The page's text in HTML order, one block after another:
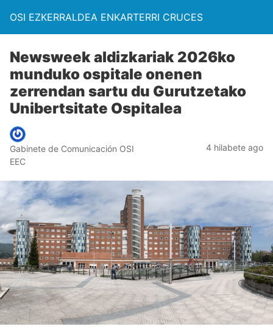
OSI EZKERRALDEA ENKARTERRI CRUCES
Newsweek aldizkariak 2026ko
munduko ospitale onenen
zerrendan sartu du Gurutzetako
Unibertsitate Ospitalea
Gabinete de Comunicación OSI
EEC
4 hilabete ago